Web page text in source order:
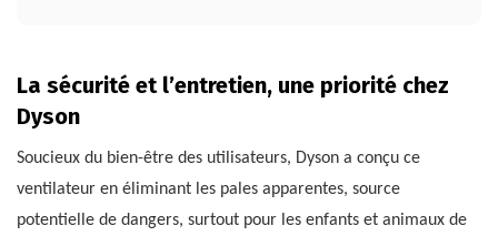
La sécurité et l’entretien, une priorité chez
Dyson
Soucieux du bien-être des utilisateurs, Dyson a conçu ce
ventilateur en éliminant les pales apparentes, source
potentielle de dangers, surtout pour les enfants et animaux de